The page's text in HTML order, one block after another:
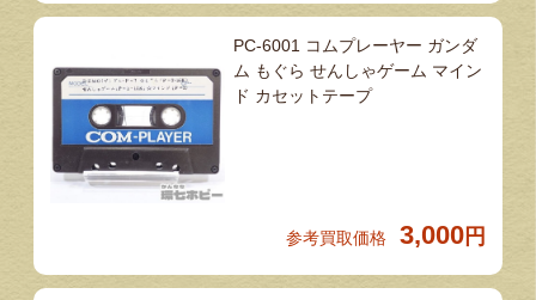
PC-6001 コムプレーヤー ガンダ
ム もぐら せんしゃゲーム マイン
ド カセットテープ
参考買取価格 3,000 円